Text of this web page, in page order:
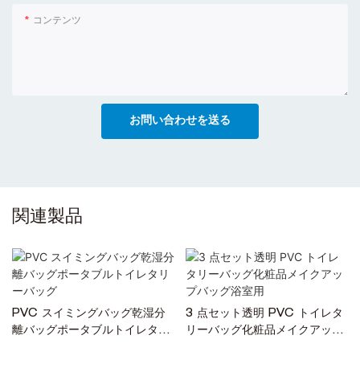
コンテンツ
お問い合わせを送る
関連製品
PVC スイミングバッグ乾湿分
離バッグポータブルトイレタリ
3 点セット透明 PVC トイレタ
リーバッグ化粧品メイクアップ